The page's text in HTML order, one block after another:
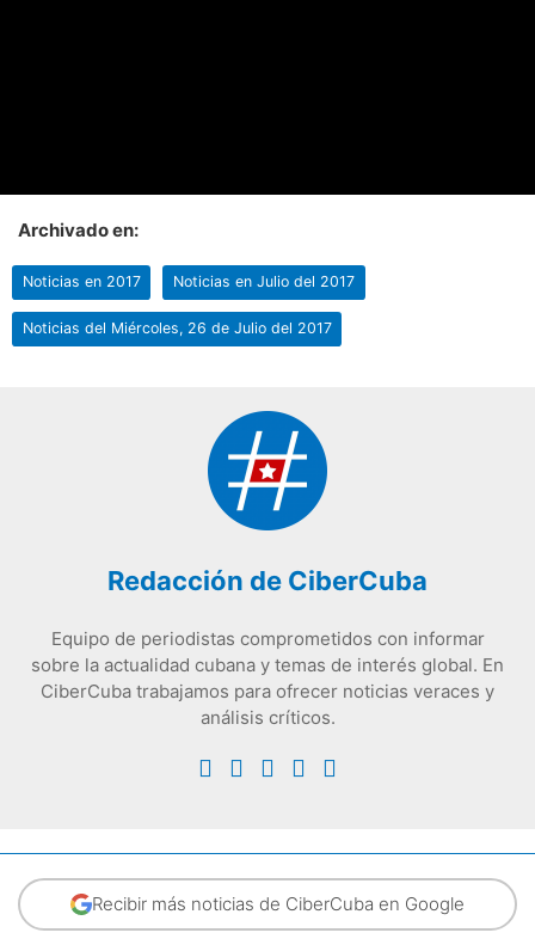
Archivado en:
Noticias en 2017 Noticias en Julio del 2017
Noticias del Miércoles, 26 de Julio del 2017
Redacción de CiberCuba
Equipo de periodistas comprometidos con informar
sobre la actualidad cubana y temas de interés global. En
CiberCuba trabajamos para ofrecer noticias veraces y
análisis críticos.
Recibir más noticias de CiberCuba en Google